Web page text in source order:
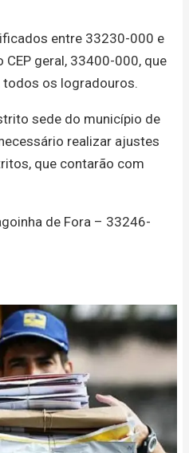
entre 33230-000 e
geral, 33400-000, que
os logradouros.
sede do município de
realizar ajustes
que contarão com
de Fora – 33246-